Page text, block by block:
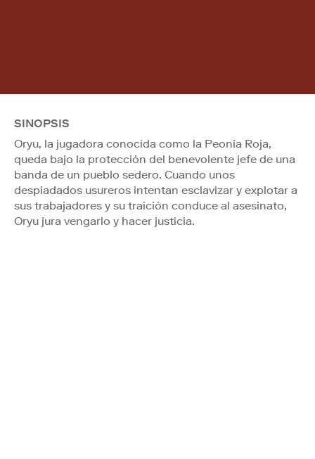
SINOPSIS
Oryu, la jugadora conocida como la Peonía Roja,
queda bajo la protección del benevolente jefe de una
banda de un pueblo sedero. Cuando unos
despiadados usureros intentan esclavizar y explotar a
sus trabajadores y su traición conduce al asesinato,
Oryu jura vengarlo y hacer justicia.